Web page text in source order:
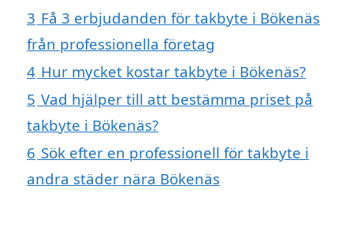
3 Få 3 erbjudanden för takbyte i Bökenäs
från professionella företag
4 Hur mycket kostar takbyte i Bökenäs?
5 Vad hjälper till att bestämma priset på
takbyte i Bökenäs?
6 Sök efter en professionell för takbyte i
andra städer nära Bökenäs